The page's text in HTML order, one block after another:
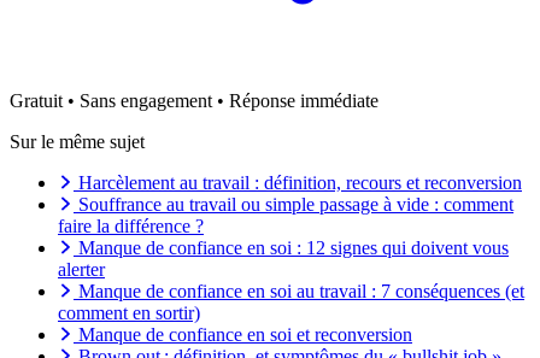
Gratuit • Sans engagement • Réponse immédiate
Sur le même sujet
Harcèlement au travail : définition, recours et reconversion
Souffrance au travail ou simple passage à vide : comment
faire la différence ?
Manque de confiance en soi : 12 signes qui doivent vous
alerter
Manque de confiance en soi au travail : 7 conséquences (et
comment en sortir)
Manque de confiance en soi et reconversion